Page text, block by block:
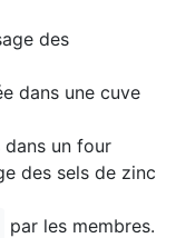
des
dans une cuve
un four
des sels de zinc
par les membres.